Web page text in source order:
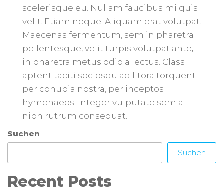
scelerisque eu. Nullam faucibus mi quis
velit. Etiam neque. Aliquam erat volutpat.
Maecenas fermentum, sem in pharetra
pellentesque, velit turpis volutpat ante,
in pharetra metus odio a lectus. Class
aptent taciti sociosqu ad litora torquent
per conubia nostra, per inceptos
hymenaeos. Integer vulputate sem a
nibh rutrum consequat.
Suchen
Suchen
Recent Posts